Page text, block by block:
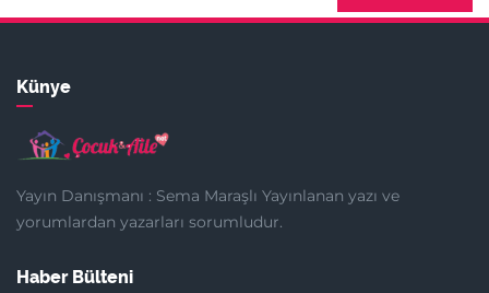
Künye
Yayın Danışmanı : Sema Maraşlı Yayınlanan yazı ve
yorumlardan yazarları sorumludur.
Haber Bülteni